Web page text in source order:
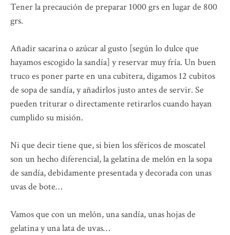
Tener la precaución de preparar 1000 grs en lugar de 800
grs.
Añadir sacarina o azúcar al gusto [según lo dulce que
hayamos escogido la sandía] y reservar muy fría. Un buen
truco es poner parte en una cubitera, digamos 12 cubitos
de sopa de sandía, y añadirlos justo antes de servir. Se
pueden triturar o directamente retirarlos cuando hayan
cumplido su misión.
Ni que decir tiene que, si bien los sféricos de moscatel
son un hecho diferencial, la gelatina de melón en la sopa
de sandía, debidamente presentada y decorada con unas
uvas de bote…
Vamos que con un melón, una sandía, unas hojas de
gelatina y una lata de uvas…